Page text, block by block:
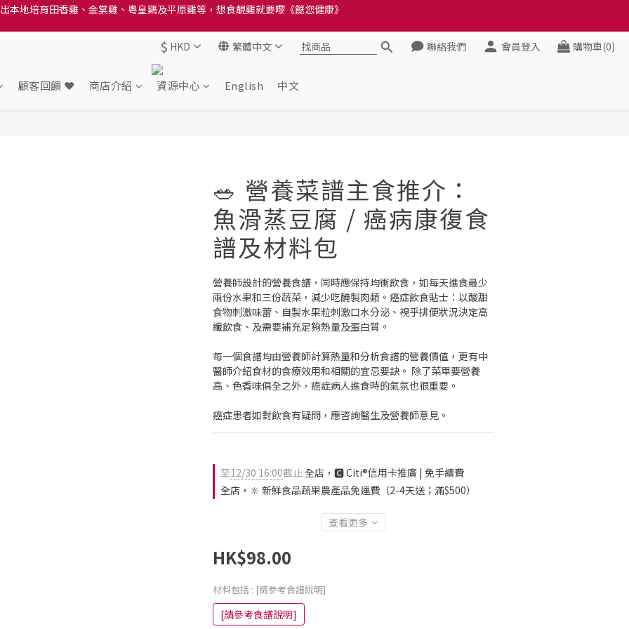
貨方法中選擇區域 - 然後當填寫地址時, 請小心選擇分區及區域, 因資料錯誤會影響前往結帳
貨方法中選擇區域 - 然後當填寫地址時, 請小心選擇分區及區域, 因資料錯誤會影響前往結帳
本地培育田香雞、金棠雞、粵皇鷄及平原雞等，想食靚雞就要嚟《餸您健康》
貨方法中選擇區域 - 然後當填寫地址時, 請小心選擇分區及區域, 因資料錯誤會影響前往結帳
$ HKD 繁體中文 聯絡我們 會員登入 購物車(0)
顧客回饋 ❤️ 商店介紹 資源中心 English 中文
🥗 營養菜譜主食推介：
魚滑蒸豆腐 / 癌病康復食
譜及材料包
營養師設計的營養食譜，同時應保持均衝飲食，如每天進食最少
兩份水果和三份蔬菜，減少吃醃製肉類。癌症飲食貼士：以酸甜
食物刺激味蕾、自製水果粒刺激口水分泌、視乎排便狀況決定高
纖飲食、及需要補充足夠熱量及蛋白質。
每一個食譜均由營養師計算熱量和分析食譜的營養價值，更有中
醫師介紹食材的食療效用和相關的宜忌要訣。 除了菜單要營養
高、色香味俱全之外，癌症病人進食時的氣氛也很重要。
癌症患者如對飲食有疑問，應咨詢醫生及營養師意見。
至12/30 16:00截止全店，🅲 Citi®信用卡推廣 | 免手續費
全店，🔆 新鮮食品蔬果農產品免運費（2-4天送；滿$500）
查看更多
HK$98.00
材料包括 : [請參考食譜說明]
[請參考食譜說明]